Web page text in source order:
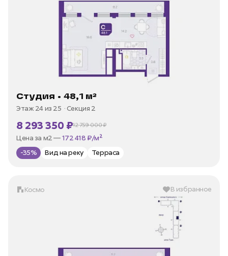
Студия • 48,1 м²
Этаж 24 из 25 Секция 2
8 293 350 ₽12 759 000 ₽
В ипотеку —от 35 973 ₽/мес
Цена за м2 —172 418 ₽/м²
-35%
Вид на реку Терраса
Космо В избранное